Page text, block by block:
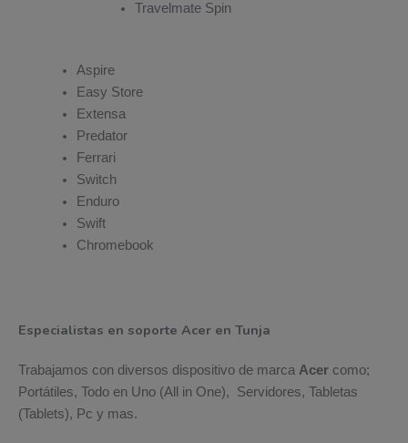
Travelmate Spin
Aspire
Easy Store
Extensa
Predator
Ferrari
Switch
Enduro
Swift
Chromebook
Especialistas en soporte Acer en Tunja
Trabajamos con diversos dispositivo de marca Acer como;
Portátiles, Todo en Uno (All in One), Servidores, Tabletas
(Tablets), Pc y mas.